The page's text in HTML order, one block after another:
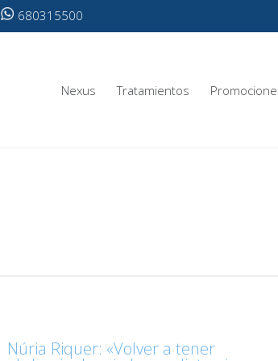
680315500
Nexus Tratamientos
Núria Riquer: «Volver a tener